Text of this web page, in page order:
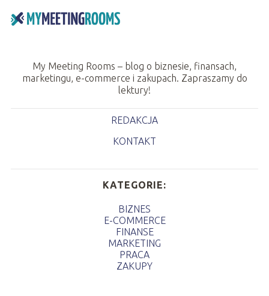
My Meeting Rooms – blog o biznesie, finansach,
marketingu, e-commerce i zakupach. Zapraszamy do
lektury!
REDAKCJA
KONTAKT
KATEGORIE:
BIZNES
E-COMMERCE
FINANSE
MARKETING
PRACA
ZAKUPY